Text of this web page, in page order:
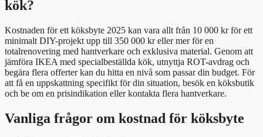
kök?
Kostnaden för ett köksbyte 2025 kan vara allt från 10 000 kr för ett
minimalt DIY-projekt upp till 350 000 kr eller mer för en
totalrenovering med hantverkare och exklusiva material. Genom att
jämföra IKEA med specialbeställda kök, utnyttja ROT-avdrag och
begära flera offerter kan du hitta en nivå som passar din budget. För
att få en uppskattning specifikt för din situation, besök en köksbutik
och be om en prisindikation eller kontakta flera hantverkare.
Vanliga frågor om kostnad för köksbyte